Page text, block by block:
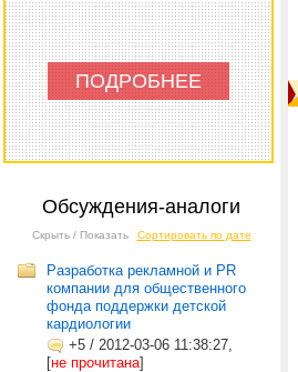
ПОДРОБНЕЕ
Обсуждения-аналоги
Скрыть / Показать Сортировать по дате
Разработка рекламной и PR
компании для общественного
фонда поддержки детской
кардиологии
+5 / 2012-03-06 11:38:27,
[не прочитана]